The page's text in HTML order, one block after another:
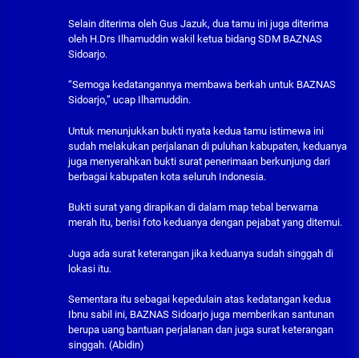
Selain diterima oleh Gus Jazuk, dua tamu ini juga diterima
oleh H.Drs Ilhamuddin wakil ketua bidang SDM BAZNAS
Sidoarjo.
“Semoga kedatangannya membawa berkah untuk BAZNAS
Sidoarjo,” ucap Ilhamuddin.
Untuk menunjukkan bukti nyata kedua tamu istimewa ini
sudah melakukan perjalanan di puluhan kabupaten, keduanya
juga menyerahkan bukti surat penerimaan berkunjung dari
berbagai kabupaten kota seluruh Indonesia.
Bukti surat yang dirapikan di dalam map tebal berwarna
merah itu, berisi foto keduanya dengan pejabat yang ditemui.
Juga ada surat keterangan jika keduanya sudah singgah di
lokasi itu.
Sementara itu sebagai kepedulain atas kedatangan kedua
Ibnu sabil ini, BAZNAS Sidoarjo juga memberikan santunan
berupa uang bantuan perjalanan dan juga surat keterangan
singgah. (Abidin)